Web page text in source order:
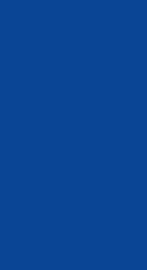
Địa chỉ: 423+424 Võ Nguyên Giáp,
Điện thoại: 0225.662.8888 -
Mã số thuế / Mã số doanh